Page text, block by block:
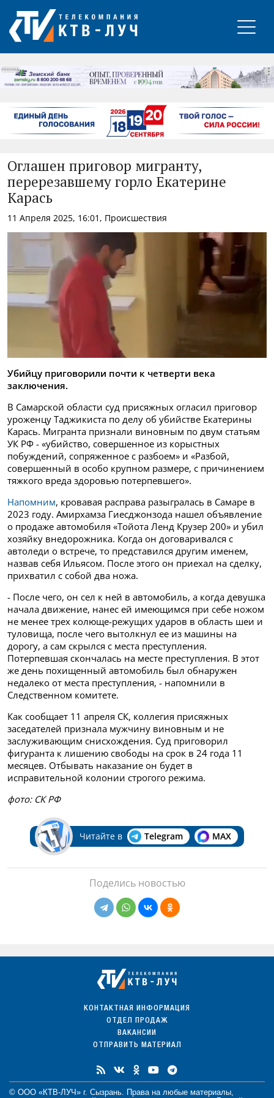
РЕКЛАМА
Оглашен приговор мигранту,
перерезавшему горло Екатерине
Карась
11 Апреля 2025, 16:01, Происшествия
Убийцу приговорили почти к четверти века
заключения.
В Самарской области суд присяжных огласил приговор
уроженцу Таджикиста по делу об убийстве Екатерины
Карась. Мигранта признали виновным по двум статьям
УК РФ - «убийство, совершенное из корыстных
побуждений, сопряженное с разбоем» и «Разбой,
совершенный в особо крупном размере, с причинением
тяжкого вреда здоровью потерпевшего».
Напомним, кровавая расправа разыгралась в Самаре в
2023 году. Амирхамза Гиесджонзода нашел объявление
о продаже автомобиля «Тойота Ленд Крузер 200» и убил
хозяйку внедорожника. Когда он договаривался с
автоледи о встрече, то представился другим именем,
назвав себя Ильясом. После этого он приехал на сделку,
прихватил с собой два ножа.
- После чего, он сел к ней в автомобиль, а когда девушка
начала движение, нанес ей имеющимся при себе ножом
не менее трех колюще-режущих ударов в область шеи и
туловища, после чего вытолкнул ее из машины на
дорогу, а сам скрылся с места преступления.
Потерпевшая скончалась на месте преступления. В этот
же день похищенный автомобиль был обнаружен
недалеко от места преступления, - напомнили в
Следственном комитете.
Как сообщает 11 апреля СК, коллегия присяжных
заседателей признала мужчину виновным и не
заслуживающим снисхождения. Суд приговорил
фигуранта к лишению свободы на срок в 24 года 11
месяцев. Отбывать наказание он будет в
исправительной колонии строгого режима.
фото: СК РФ
Читайте в Telegram MAX
Поделись новостью
КОНТАКТНАЯ ИНФОРМАЦИЯ
ОТДЕЛ ПРОДАЖ
ВАКАНСИИ
ОТПРАВИТЬ МАТЕРИАЛ
© ООО «КТВ-ЛУЧ» г. Сызрань. Права на любые материалы,